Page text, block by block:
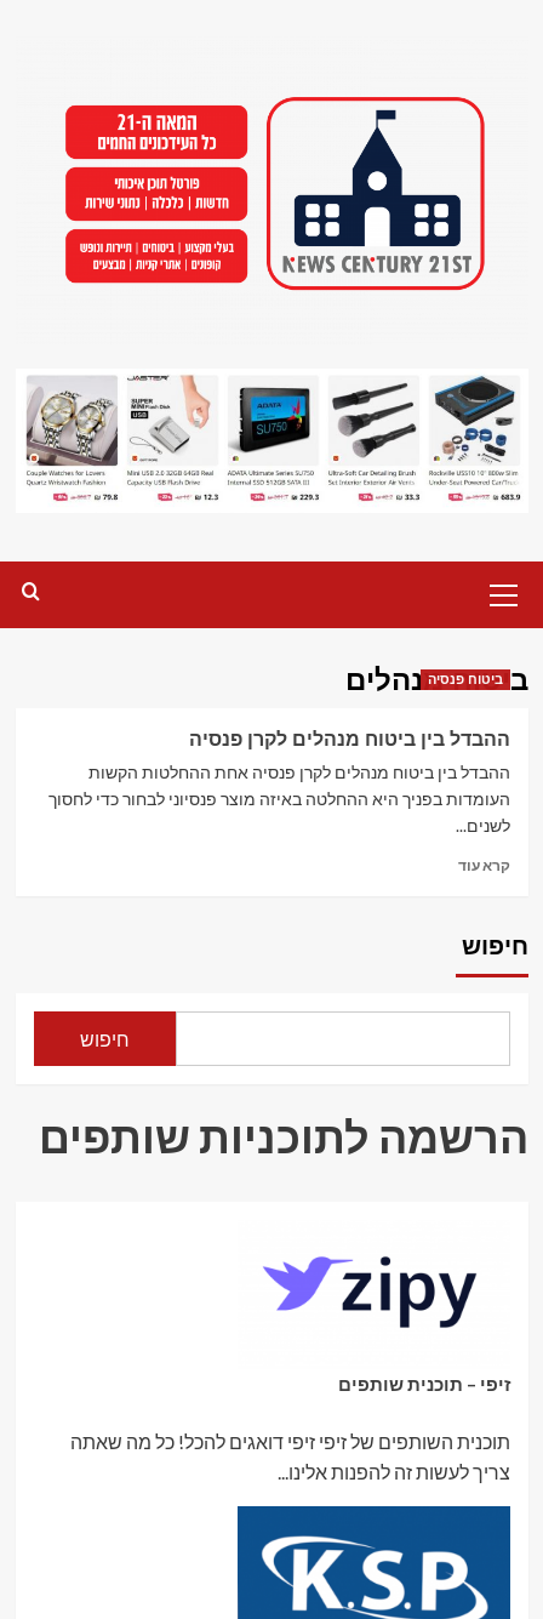
Menu
ביטוח מנהלים
ביטוח פנסיה
ההבדל בין ביטוח מנהלים לקרן פנסיה
ההבדל בין ביטוח מנהלים לקרן פנסיה אחת ההחלטות הקשות
העומדות בפניך היא ההחלטה באיזה מוצר פנסיוני לבחור כדי לחסוך
לשנים...
קרא עודRead
ביטוח
חיפוש
חיפוש
הרשמה לתוכניות שותפים
זיפי – תוכנית שותפים
תוכנית השותפים של זיפי זיפי דואגים להכל! כל מה שאתה
צריך לעשות זה להפנות אלינו...